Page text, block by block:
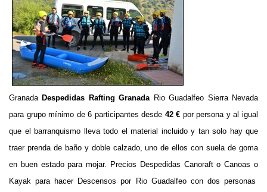
Granada Despedidas Rafting Granada Rio Guadalfeo Sierra Nevada
para grupo mínimo de 6 participantes desde 42 € por persona y al igual
que el barranquismo lleva todo el material incluido y tan solo hay que
traer prenda de baño y doble calzado, uno de ellos con suela de goma
en buen estado para mojar. Precios Despedidas Canoraft o Canoas o
Kayak para hacer Descensos por Rio Guadalfeo con dos personas